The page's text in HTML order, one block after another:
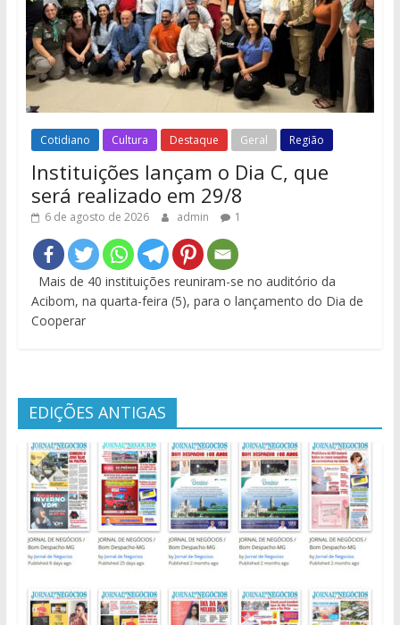
Cotidiano Cultura Destaque Geral Região
Instituições lançam o Dia C, que
será realizado em 29/8
6 de agosto de 2026 admin 1
Mais de 40 instituições reuniram-se no auditório da
Acibom, na quarta-feira (5), para o lançamento do Dia de
Cooperar
EDIÇÕES ANTIGAS